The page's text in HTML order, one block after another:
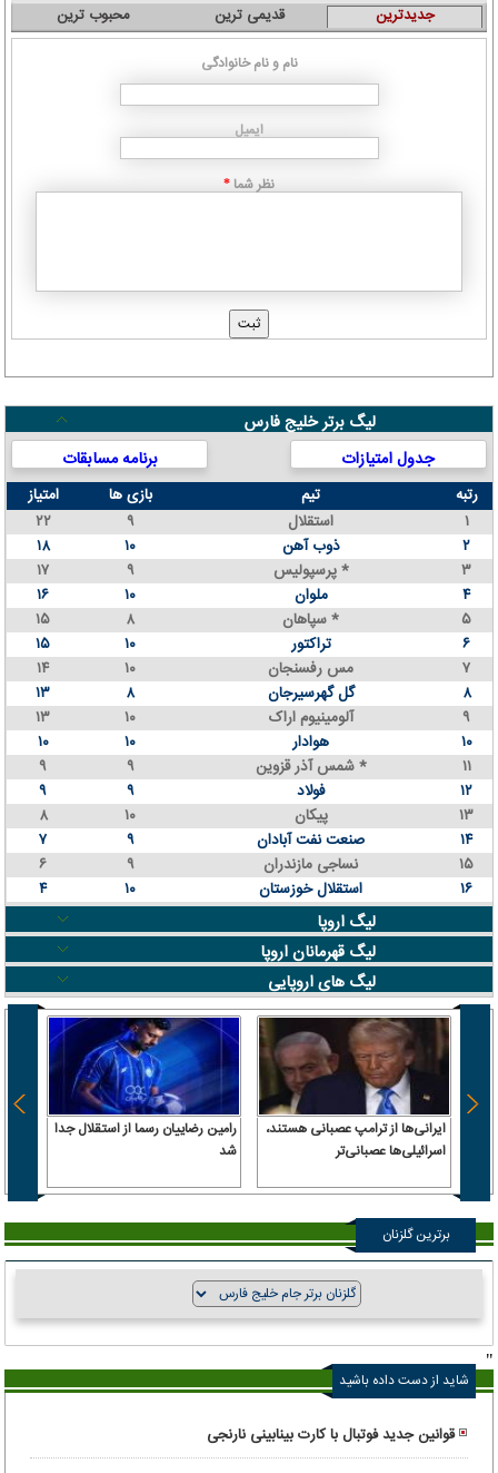
جدیدترین قدیمی ترین محبوب ترین
نام و نام خانوادگی
ایمیل
نظر شما *
لیگ برتر خلیج فارس
جدول امتیازات
برنامه مسابقات
رتبه تیم بازی ها
امتیاز
۱
استقلال ۹
۲۲
۲
ذوب آهن ۱۰
۱۸
۳
پرسپولیس * ۹
۱۷
۴
ملوان ۱۰
۱۶
۵
سپاهان * ۸
۱۵
۶
تراکتور ۱۰
۱۵
۷
مس رفسنجان ۱۰
۱۴
۸
گل گهرسیرجان ۸
۱۳
۹
آلومینیوم اراک ۱۰
۱۳
۱۰
هوادار ۱۰
۱۰
۱۱
شمس آذر قزوین * ۹
۹
۱۲
فولاد ۹
۹
۱۳
پیکان ۱۰
۸
۱۴
صنعت نفت آبادان ۹
۷
۱۵
نساجی مازندران ۹
۶
۱۶
استقلال خوزستان ۱۰ ۴
لیگ اروپا
لیگ قهرمانان اروپا
لیگ های اروپایی
ایرانی‌ها از ترامپ عصبانی هستند،
اسرائیلی‌ها عصبانی‌تر
رامین رضاییان رسما از استقلال جدا
شد
برترین گلزنان
"
شاید از دست داده باشید
قوانین جدید فوتبال با کارت بینابینی نارنجی